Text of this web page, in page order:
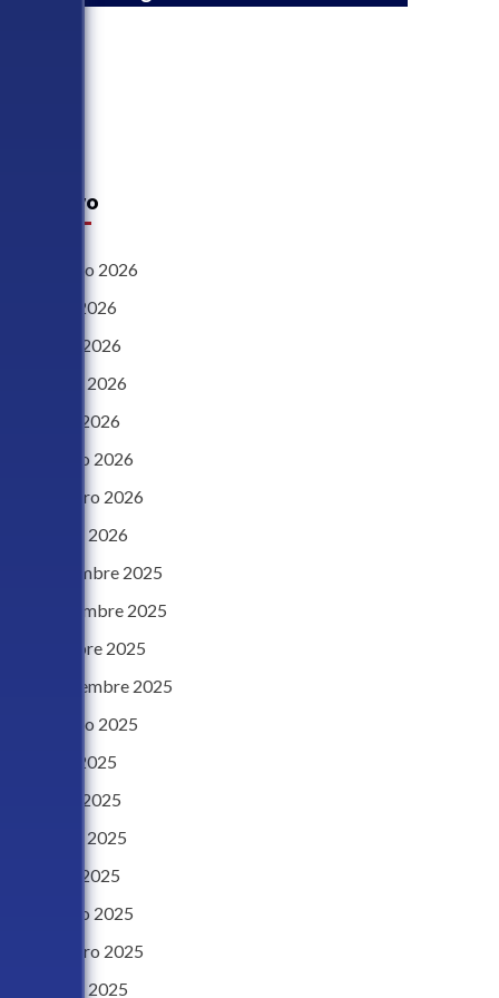
Archivo
agosto 2026
julio 2026
junio 2026
mayo 2026
abril 2026
marzo 2026
febrero 2026
enero 2026
diciembre 2025
noviembre 2025
octubre 2025
septiembre 2025
agosto 2025
julio 2025
junio 2025
mayo 2025
abril 2025
marzo 2025
febrero 2025
enero 2025